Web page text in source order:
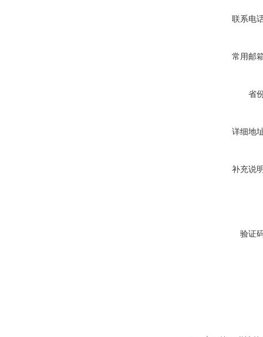
联系电
常用邮
省
详细地
补充说
验证